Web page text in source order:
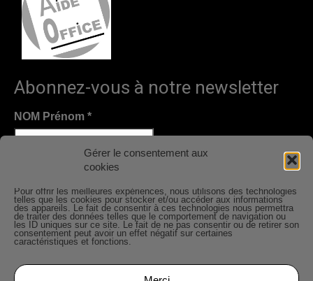
Gérer le consentement aux
cookies
Pour offrir les meilleures expériences, nous utilisons des technologies
telles que les cookies pour stocker et/ou accéder aux informations
des appareils. Le fait de consentir à ces technologies nous permettra
de traiter des données telles que le comportement de navigation ou
les ID uniques sur ce site. Le fait de ne pas consentir ou de retirer son
consentement peut avoir un effet négatif sur certaines
caractéristiques et fonctions.
Abonnez-vous à notre newsletter
NOM Prénom *
Nous gardons vos données privées et ne les partageons
qu’avec les tierces parties qui rendent ce service